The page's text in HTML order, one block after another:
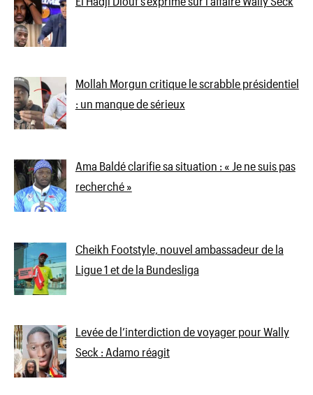
Mollah Morgun critique le scrabble présidentiel
: un manque de sérieux
Ama Baldé clarifie sa situation : « Je ne suis pas
recherché »
Cheikh Footstyle, nouvel ambassadeur de la
Ligue 1 et de la Bundesliga
Levée de l’interdiction de voyager pour Wally
Seck : Adamo réagit